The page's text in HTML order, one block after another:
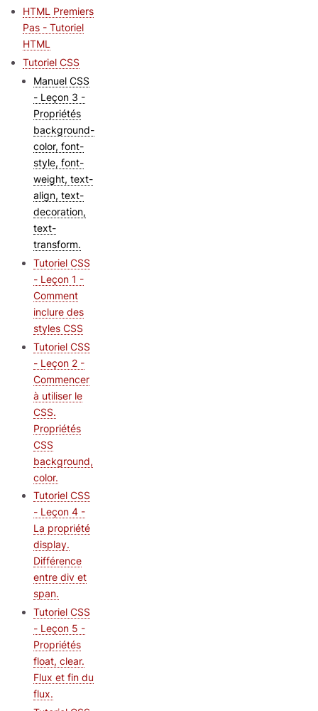
HTML Premiers
Pas - Tutoriel
HTML
Tutoriel CSS
Manuel CSS
- Leçon 3 -
Propriétés
background-
color, font-
style, font-
weight, text-
align, text-
decoration,
text-
transform.
Tutoriel CSS
- Leçon 1 -
Comment
inclure des
styles CSS
Tutoriel CSS
- Leçon 2 -
Commencer
à utiliser le
CSS.
Propriétés
CSS
background,
color.
Tutoriel CSS
- Leçon 4 -
La propriété
display.
Différence
entre div et
span.
Tutoriel CSS
- Leçon 5 -
Propriétés
float, clear.
Flux et fin du
flux.